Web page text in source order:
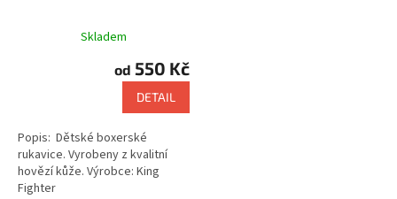
Skladem
od 550 Kč
DETAIL
Popis: Dětské boxerské
rukavice. Vyrobeny z kvalitní
hovězí kůže. Výrobce: King
Fighter